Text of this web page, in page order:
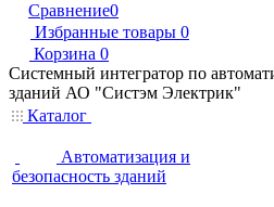
Сравнение0
Избранные товары 0
Корзина 0
Системный интегратор по
зданий АО "Систэм Электрик"
Каталог
Автоматизация и
безопасность зданий